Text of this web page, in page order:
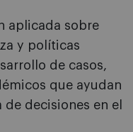
aplicada sobre
y políticas
de casos,
que ayudan
decisiones en el